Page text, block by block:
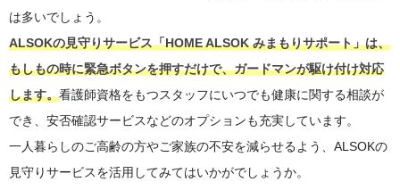
は多いでしょう。
ALSOKの見守りサービス「HOME ALSOK みまもりサポート」は、
もしもの時に緊急ボタンを押すだけで、ガードマンが駆け付け対応
します。看護師資格をもつスタッフにいつでも健康に関する相談が
でき、安否確認サービスなどのオプションも充実しています。
一人暮らしのご高齢の方やご家族の不安を減らせるよう、ALSOKの
見守りサービスを活用してみてはいかがでしょうか。